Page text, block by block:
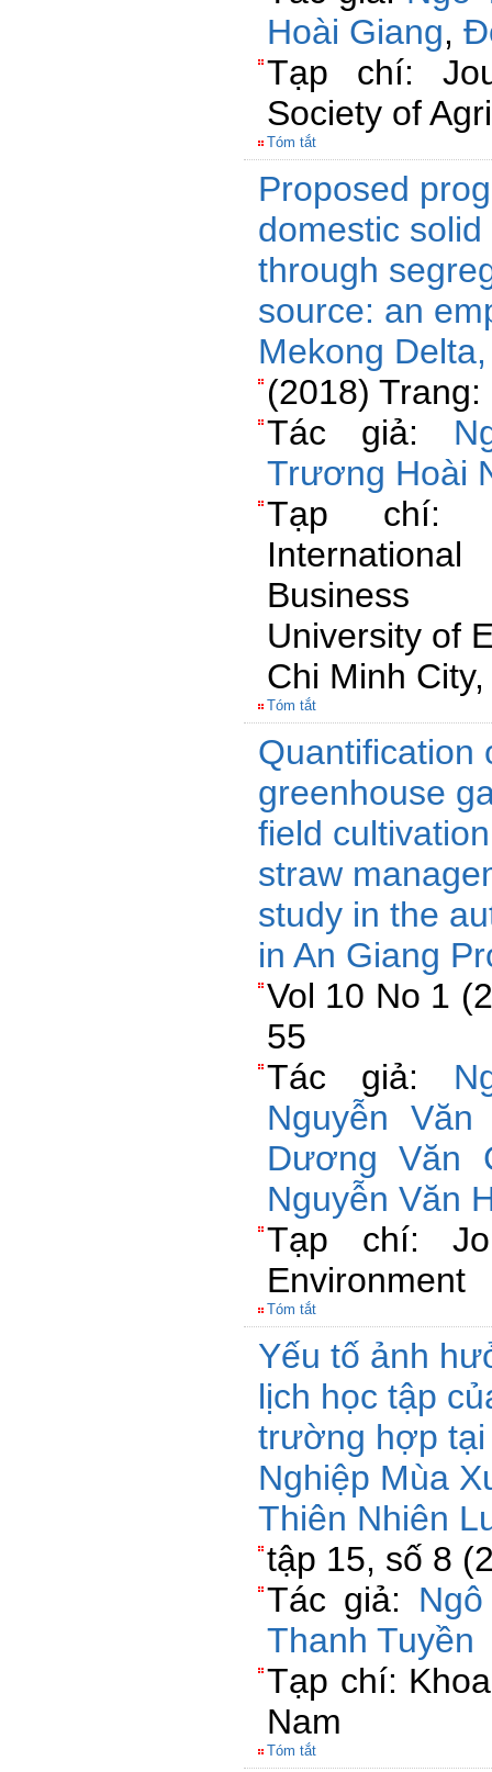
Hoài Giang,
Tạp chí:
Society of
Tóm tắt
Proposed
domestic
through
source: an
Mekong
(2018) Trang:
Tác giả:
Trương Hoài
Tạp chí:
Business
University of
Chi Minh
Tóm tắt
Quantification
greenhouse
field
straw
study in the
in An Giang
Vol 10 No 1
55
Tác giả:
Nguyễn Văn
Dương Văn
Nguyễn Văn
Tạp chí:
Environment
Tóm tắt
Yếu tố ảnh
lịch học tập
trường hợp tại
Nghiệp Mùa
Thiên Nhiên
tập 15, số 8
Tác giả:
Thanh Tuyền
Tạp chí:
Nam
Tóm tắt